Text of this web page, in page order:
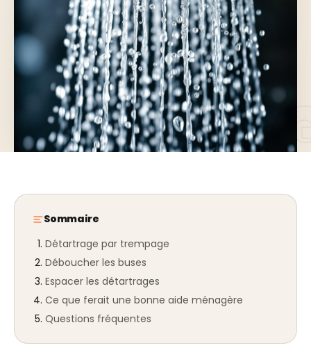
Sommaire
Détartrage par trempage
Déboucher les buses
Espacer les détartrages
Ce que ferait une bonne aide ménagère
Questions fréquentes